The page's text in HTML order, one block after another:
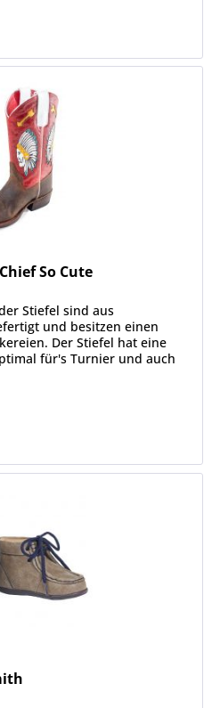
So Cute
Stiefel sind aus
und besitzen einen
Der Stiefel hat eine
für's Turnier und auch